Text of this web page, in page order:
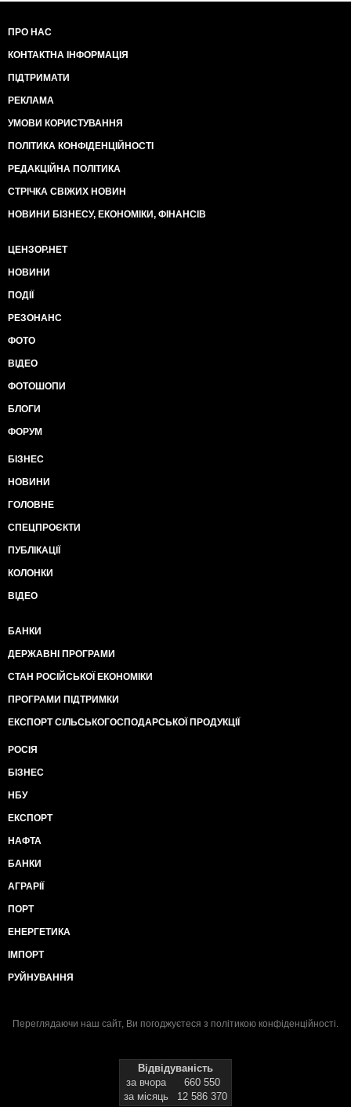
ПРО НАС
КОНТАКТНА ІНФОРМАЦІЯ
ПІДТРИМАТИ
РЕКЛАМА
УМОВИ КОРИСТУВАННЯ
ПОЛІТИКА КОНФІДЕНЦІЙНОСТІ
РЕДАКЦІЙНА ПОЛІТИКА
СТРІЧКА СВІЖИХ НОВИН
НОВИНИ БІЗНЕСУ, ЕКОНОМІКИ, ФІНАНСІВ
ЦЕНЗОР.НЕТ
НОВИНИ
ПОДІЇ
РЕЗОНАНС
ФОТО
ВІДЕО
ФОТОШОПИ
БЛОГИ
ФОРУМ
БІЗНЕС
НОВИНИ
ГОЛОВНЕ
СПЕЦПРОЄКТИ
ПУБЛІКАЦІЇ
КОЛОНКИ
ВІДЕО
БАНКИ
ДЕРЖАВНІ ПРОГРАМИ
СТАН РОСІЙСЬКОЇ ЕКОНОМІКИ
ПРОГРАМИ ПІДТРИМКИ
ЕКСПОРТ СІЛЬСЬКОГОСПОДАРСЬКОЇ ПРОДУКЦІЇ
РОСІЯ
БІЗНЕС
НБУ
ЕКСПОРТ
НАФТА
БАНКИ
АГРАРІЇ
ПОРТ
ЕНЕРГЕТИКА
ІМПОРТ
РУЙНУВАННЯ
Переглядаючи наш сайт, Ви погоджуєтеся з політикою конфіденційності.
Відвідуваність
за вчора
660 550
за місяць
12 586 370